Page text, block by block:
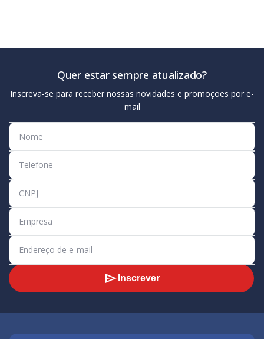
Quer estar sempre atualizado?
Inscreva-se para receber nossas novidades e promoções por e-
mail
Inscrever